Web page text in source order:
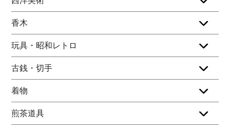
香木
玩具・昭和レトロ
古銭・切手
着物
煎茶道具